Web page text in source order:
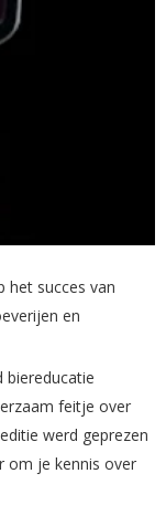
het succes van
en
feitje over
werd geprezen
om je kennis over